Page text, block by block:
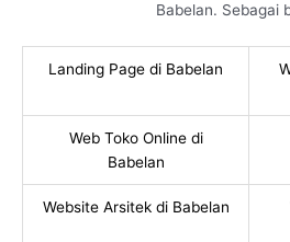
Babelan. Sebagai
Landing Page di Babelan
Web Toko Online di
Babelan
Website Arsitek di Babelan